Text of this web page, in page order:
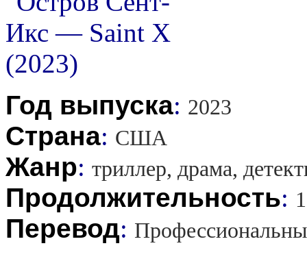
Год выпуска: 2023
Страна: США
Жанр: триллер, драма,
Продолжительность:
Перевод: